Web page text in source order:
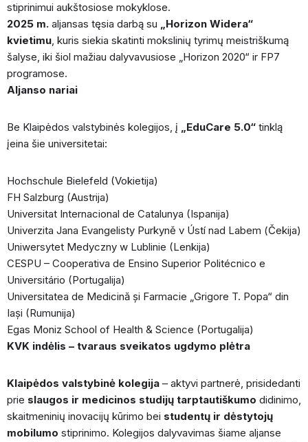
stiprinimui aukštosiose mokyklose.
2025 m. aljansas tęsia darbą su „Horizon Widera“
kvietimu, kuris siekia skatinti mokslinių tyrimų meistriškumą
šalyse, iki šiol mažiau dalyvavusiose „Horizon 2020“ ir FP7
programose.
Aljanso nariai
Be Klaipėdos valstybinės kolegijos, į „EduCare 5.0“ tinklą
įeina šie universitetai:
Hochschule Bielefeld (Vokietija)
FH Salzburg (Austrija)
Universitat Internacional de Catalunya (Ispanija)
Univerzita Jana Evangelisty Purkyně v Ústí nad Labem (Čekija)
Uniwersytet Medyczny w Lublinie (Lenkija)
CESPU – Cooperativa de Ensino Superior Politécnico e
Universitário (Portugalija)
Universitatea de Medicină și Farmacie „Grigore T. Popa“ din
Iași (Rumunija)
Egas Moniz School of Health & Science (Portugalija)
KVK indėlis – tvaraus sveikatos ugdymo plėtra
Klaipėdos valstybinė kolegija – aktyvi partnerė, prisidedanti
prie slaugos ir medicinos studijų tarptautiškumo didinimo,
skaitmeninių inovacijų kūrimo bei studentų ir dėstytojų
mobilumo stiprinimo. Kolegijos dalyvavimas šiame aljanse